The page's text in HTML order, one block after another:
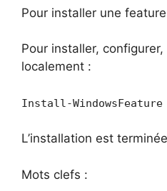
Pour installer une
Pour installer,
localement :
Install-
L’installation est
Mots clefs :